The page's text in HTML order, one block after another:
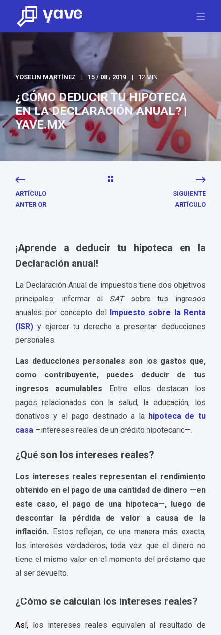
YOSELIN MARTÍNEZ 15 / 08 / 2019 12 MIN.
¿CÓMO DEDUCIR TU HIPOTECA
EN LA DECLARACIÓN ANUAL? |
YAVE.MX
ARTÍCULO
ANTERIOR
SIGUIENTE
ARTÍCULO
¡Aprende a deducir tu hipoteca en la
Declaración anual!
La Declaración Anual de impuestos tiene dos objetivos
principales: informar al SAT sobre tus ingresos
anuales por concepto del Impuesto sobre la Renta
(ISR) y ejercer tu derecho a presentar deducciones
personales.
Las deducciones personales son los gastos que,
como contribuyente, puedes deducir de tus
ingresos acumulables. Entre ellos destacan los
pagos relacionados con la salud, la educación, los
donativos y el pago destinado a la hipoteca de tu
casa —intereses reales de un crédito hipotecario—.
¿Qué son los intereses reales?
Los intereses reales representan el rendimiento
obtenido en el pago de una cantidad de dinero —en
este caso, el pago de una hipoteca—, luego de
descontar la pérdida de valor a causa de la
inflación. Estos reflejan, de una manera más exacta,
los intereses verdaderos; toda vez que el dinero no
tiene el mismo valor en el momento del préstamo que
al ser devuelto.
¿Cómo se calculan los intereses reales?
Así, los intereses reales equivalen al resultado de